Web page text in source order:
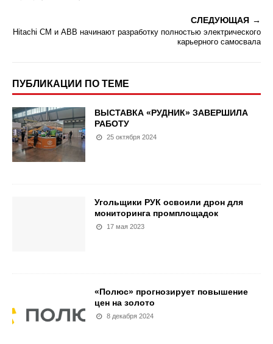
СЛЕДУЮЩАЯ
Hitachi CM и ABB начинают разработку полностью электрического
карьерного самосвала
ПУБЛИКАЦИИ ПО ТЕМЕ
ВЫСТАВКА «РУДНИК» ЗАВЕРШИЛА
РАБОТУ
25 октября 2024
Угольщики РУК освоили дрон для
мониторинга промплощадок
17 мая 2023
«Полюс» прогнозирует повышение
цен на золото
8 декабря 2024